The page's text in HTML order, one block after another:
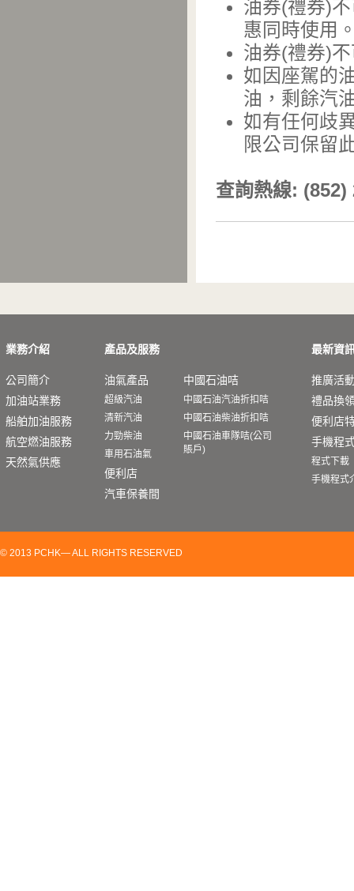
油券(禮券)
惠同時使用
油券(禮券)
如因座駕的
油，剩餘汽
如有任何歧
限公司保留
查詢熱線: (852)
業務介紹
公司簡介
加油站業務
船舶加油服務
航空燃油服務
天然氣供應
產品及服務
油氣產品
超級汽油
清新汽油
力勁柴油
車用石油氣
便利店
汽車保養間
中國石油咭
中國石油汽油折扣咭
中國石油柴油折扣咭
中國石油車隊咭(公司
賬戶)
最新資
推廣活
禮品換
便利店
手機程
程式下載
手機程式
© 2013 PCHK— ALL RIGHTS RESERVED